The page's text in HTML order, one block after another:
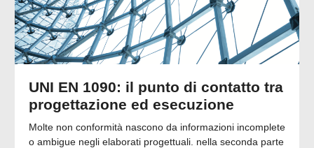
UNI EN 1090: il punto di contatto tra
progettazione ed esecuzione
Molte non conformità nascono da informazioni incomplete
o ambigue negli elaborati progettuali. nella seconda parte